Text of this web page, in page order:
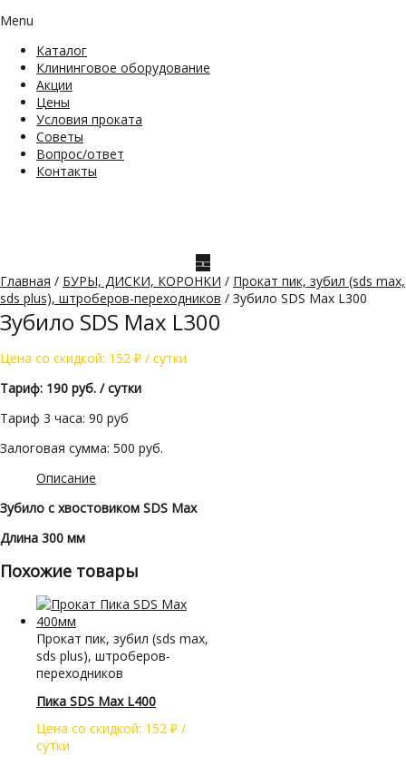
Menu
Каталог
Клининговое оборудование
Акции
Цены
Условия проката
Советы
Вопрос/ответ
Контакты
Главная / БУРЫ, ДИСКИ, КОРОНКИ / Прокат пик, зубил (sds max,
sds plus), штроберов-переходников / Зубило SDS Max L300
Зубило SDS Max L300
Цена со скидкой: 152 ₽ / сутки
Тариф: 190 руб. / сутки
Тариф 3 часа: 90 руб
Залоговая сумма: 500 руб.
Описание
Зубило с хвостовиком SDS Max
Длина 300 мм
Похожие товары
Прокат пик, зубил (sds max,
sds plus), штроберов-
переходников
Пика SDS Max L400
Цена со скидкой: 152 ₽ /
сутки